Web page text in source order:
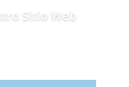
Sitio Web